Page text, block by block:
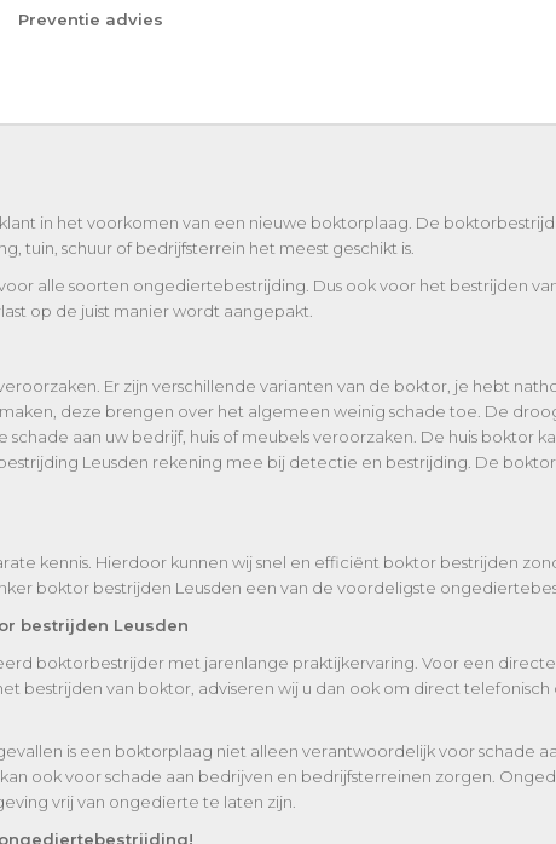
Preventie advies
in het voorkomen van een nieuwe boktorplaag. De
tuin, schuur of bedrijfsterrein het meest geschikt is.
alle soorten ongediertebestrijding. Dus ook voor het bestrijden
op de juist manier wordt aangepakt.
Er zijn verschillende varianten van de boktor, je hebt
deze brengen over het algemeen weinig schade toe. De
aan uw bedrijf, huis of meubels veroorzaken. De huis boktor
Leusden rekening mee bij detectie en bestrijding. De boktor
kennis. Hierdoor kunnen wij snel en efficiënt boktor bestrijden
boktor bestrijden Leusden een van de voordeligste
bestrijden Leusden
boktorbestrijder met jarenlange praktijkervaring. Voor een directe
bestrijden van boktor, adviseren wij u dan ook om direct
is een boktorplaag niet alleen verantwoordelijk voor schade
ook voor schade aan bedrijven en bedrijfsterreinen zorgen.
vrij van ongedierte te laten zijn.